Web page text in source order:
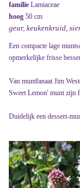
familie Lamiaceae
hoog 50 cm
geur, keukenkruid,
Een compacte lage
opmerkelijke frisse
Van muntfanaat Jim
Sweet Lemon' munt zijn
Duidelijk een dessert-